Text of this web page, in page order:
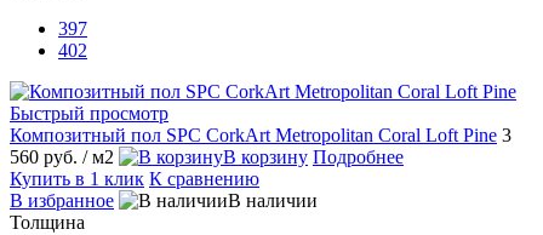
397
402
Быстрый просмотр
Композитный пол SPC CorkArt Metropolitan Coral Loft Pine 3
560 руб. / м2 В корзину Подробнее
Купить в 1 клик К сравнению
В избранное
В наличии
Толщина